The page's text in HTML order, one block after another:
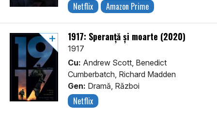
Netflix Amazon Prime
1917: Speranță și moarte (2020)
1917
Cu: Andrew Scott, Benedict
Cumberbatch, Richard Madden
Gen: Dramă, Război
Netflix